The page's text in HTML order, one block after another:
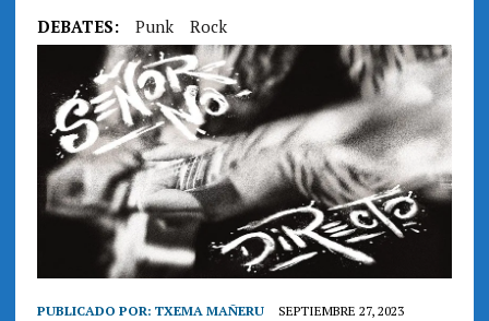
DEBATES: Punk Rock
PUBLICADO POR: TXEMA MAÑERU SEPTIEMBRE 27, 2023